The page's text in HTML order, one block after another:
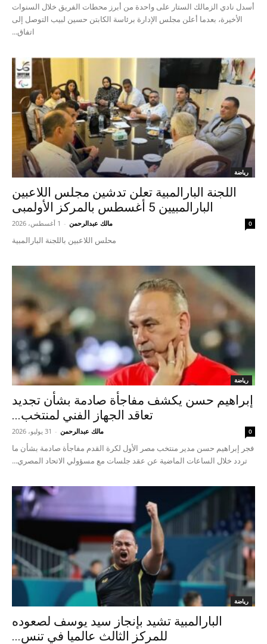
أسدل نادي الزمالك الستار على واحدة من أبرز محطات الفريق خلال السنوات
الأخيرة، بعدما أعلن مجلس الإدارة برئاسة الكابتن حسين لبيب التوصل إلى
اتفاق...
رياضة
اللجنة البارالمبية تعلن تدشين مجلس اللاعبين
البارالمبيين 5 أغسطس بالمركز الأولمبى
مالك عبدالرحمن - 1 أغسطس، 2026 0
محلس اللاعبين باللجنة البارالمبية
رياضة
إبراهيم حسن يكشف مفاجأة صادمة بشأن تجديد
تعاقد الجهاز الفني لمنتخب...
مالك عبدالرحمن - 31 يوليو، 2026 0
فجر إبراهيم حسن مدير منتخب مصر الأول لكرة القدم مفاجأة صادمة بشأن ما
تردد خلال الساعات الماضية عن عقد جلسات مع مسؤولي الاتحاد المصري...
رياضة
البارالمبية تشيد بإنجاز سيد يوسف لصعوده
للمركز الثالث عالميا في تنس...